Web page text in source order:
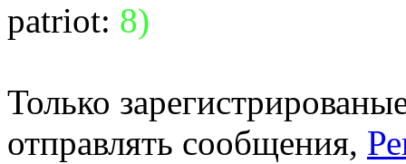
patriot:
Только
отправлять сообщения,